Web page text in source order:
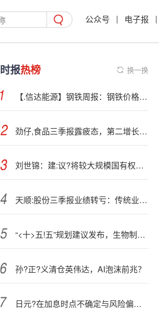
公众号 电子报
时报热榜 换一换
【.信达能源】钢铁周报：钢铁价格蓄势待涨，板块配置仍具价值
劲仔,食品三季报露疲态，第二增长曲线失灵，“再造一个劲仔”遇硬坎
刘世锦：建:议?将较大规模国有权益资本划拨社保基金，五年可以新增需求8.3万亿
天顺:股份三季报业绩转亏：传统业务严重萎缩成拖累
“<十>五!五”规划建议发布，生物制造再迎大利好！这家核心龙头，藏不住了！
孙?正?义清仓英伟达，AI泡沫前兆？
日元?在加息时点不确定与风险偏好回暖下走弱，美元兑日元或上探149关口